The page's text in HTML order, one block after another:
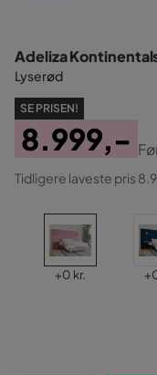
Adeliza
Lyserød
SE PRISEN!
Pris
8.999,-
Original
Pris
Tidligere laveste pris
Pris
+0 kr. +